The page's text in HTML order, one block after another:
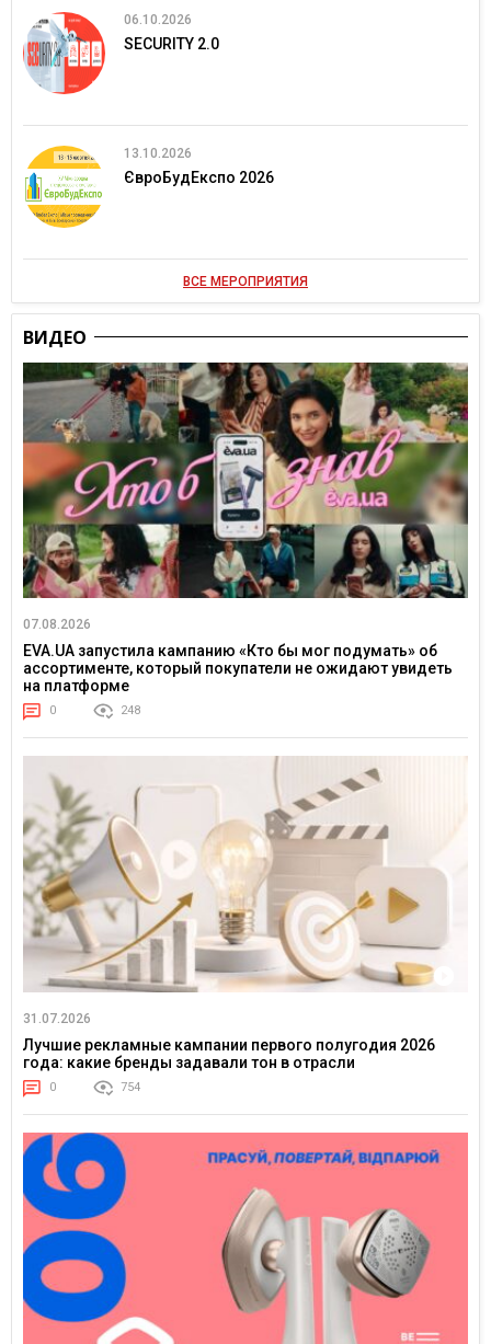
06.10.2026
SECURITY 2.0
13.10.2026
ЄвроБудЕкспо 2026
ВСЕ МЕРОПРИЯТИЯ
ВИДЕО
07.08.2026
EVA.UA запустила кампанию «Кто бы мог подумать» об
ассортименте, который покупатели не ожидают увидеть
на платформе
0 248
31.07.2026
Лучшие рекламные кампании первого полугодия 2026
года: какие бренды задавали тон в отрасли
0 754